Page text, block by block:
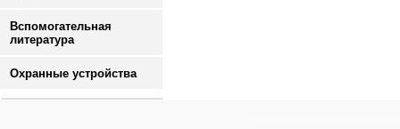
Вспомогательная
литература
Охранные устройства